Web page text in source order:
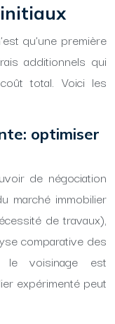
qu’une première
additionnels qui
total. Voici les
optimiser
de négociation
marché immobilier
de travaux),
comparative des
voisinage est
expérimenté peut